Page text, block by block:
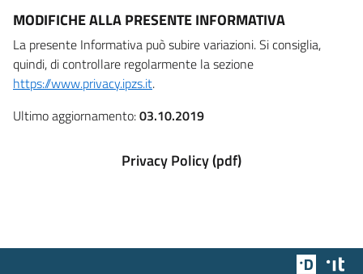
MODIFICHE ALLA PRESENTE INFORMATIVA
La presente Informativa può subire variazioni. Si consiglia,
quindi, di controllare regolarmente la sezione
https://www.privacy.ipzs.it.
Ultimo aggiornamento:03.10.2019
Privacy Policy (pdf)
Team